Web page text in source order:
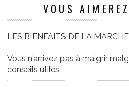
VOUS
LES BIENFAITS DE LA MARCHE
Vous n’arrivez pas à maigrir
conseils utiles